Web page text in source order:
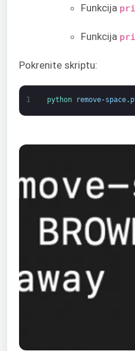
Funkcija
Funkcija
Pokrenite skriptu:
1 python remove-space.